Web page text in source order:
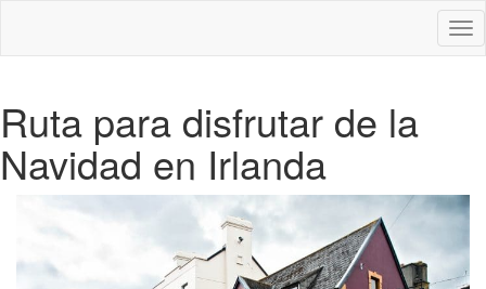
Ruta para disfrutar de la
Navidad en Irlanda